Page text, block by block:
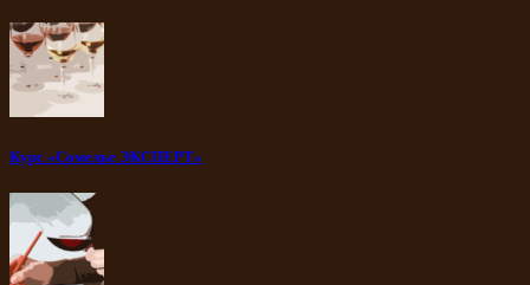
Курс «Сомелье ЭКСПЕРТ»